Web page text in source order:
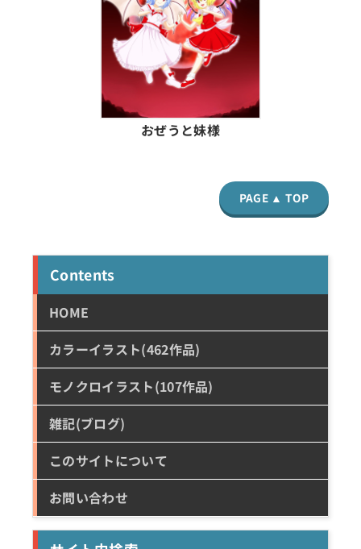
おぜうと妹様
PAGE ▲ TOP
Contents
HOME
カラーイラスト(462作品)
モノクロイラスト(107作品)
雑記(ブログ)
このサイトについて
お問い合わせ